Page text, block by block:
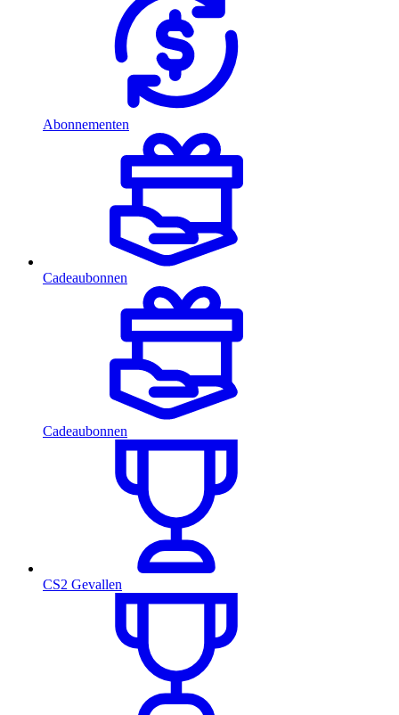
Abonnementen
Cadeaubonnen
Cadeaubonnen
CS2 Gevallen